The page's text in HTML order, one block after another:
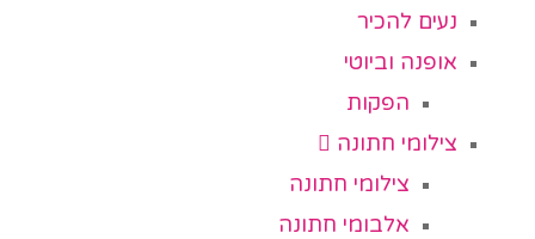
נעים להכיר
אופנה וביוטי
הפקות
צילומי חתונה
צילומי חתונה
אלבומי חתונה